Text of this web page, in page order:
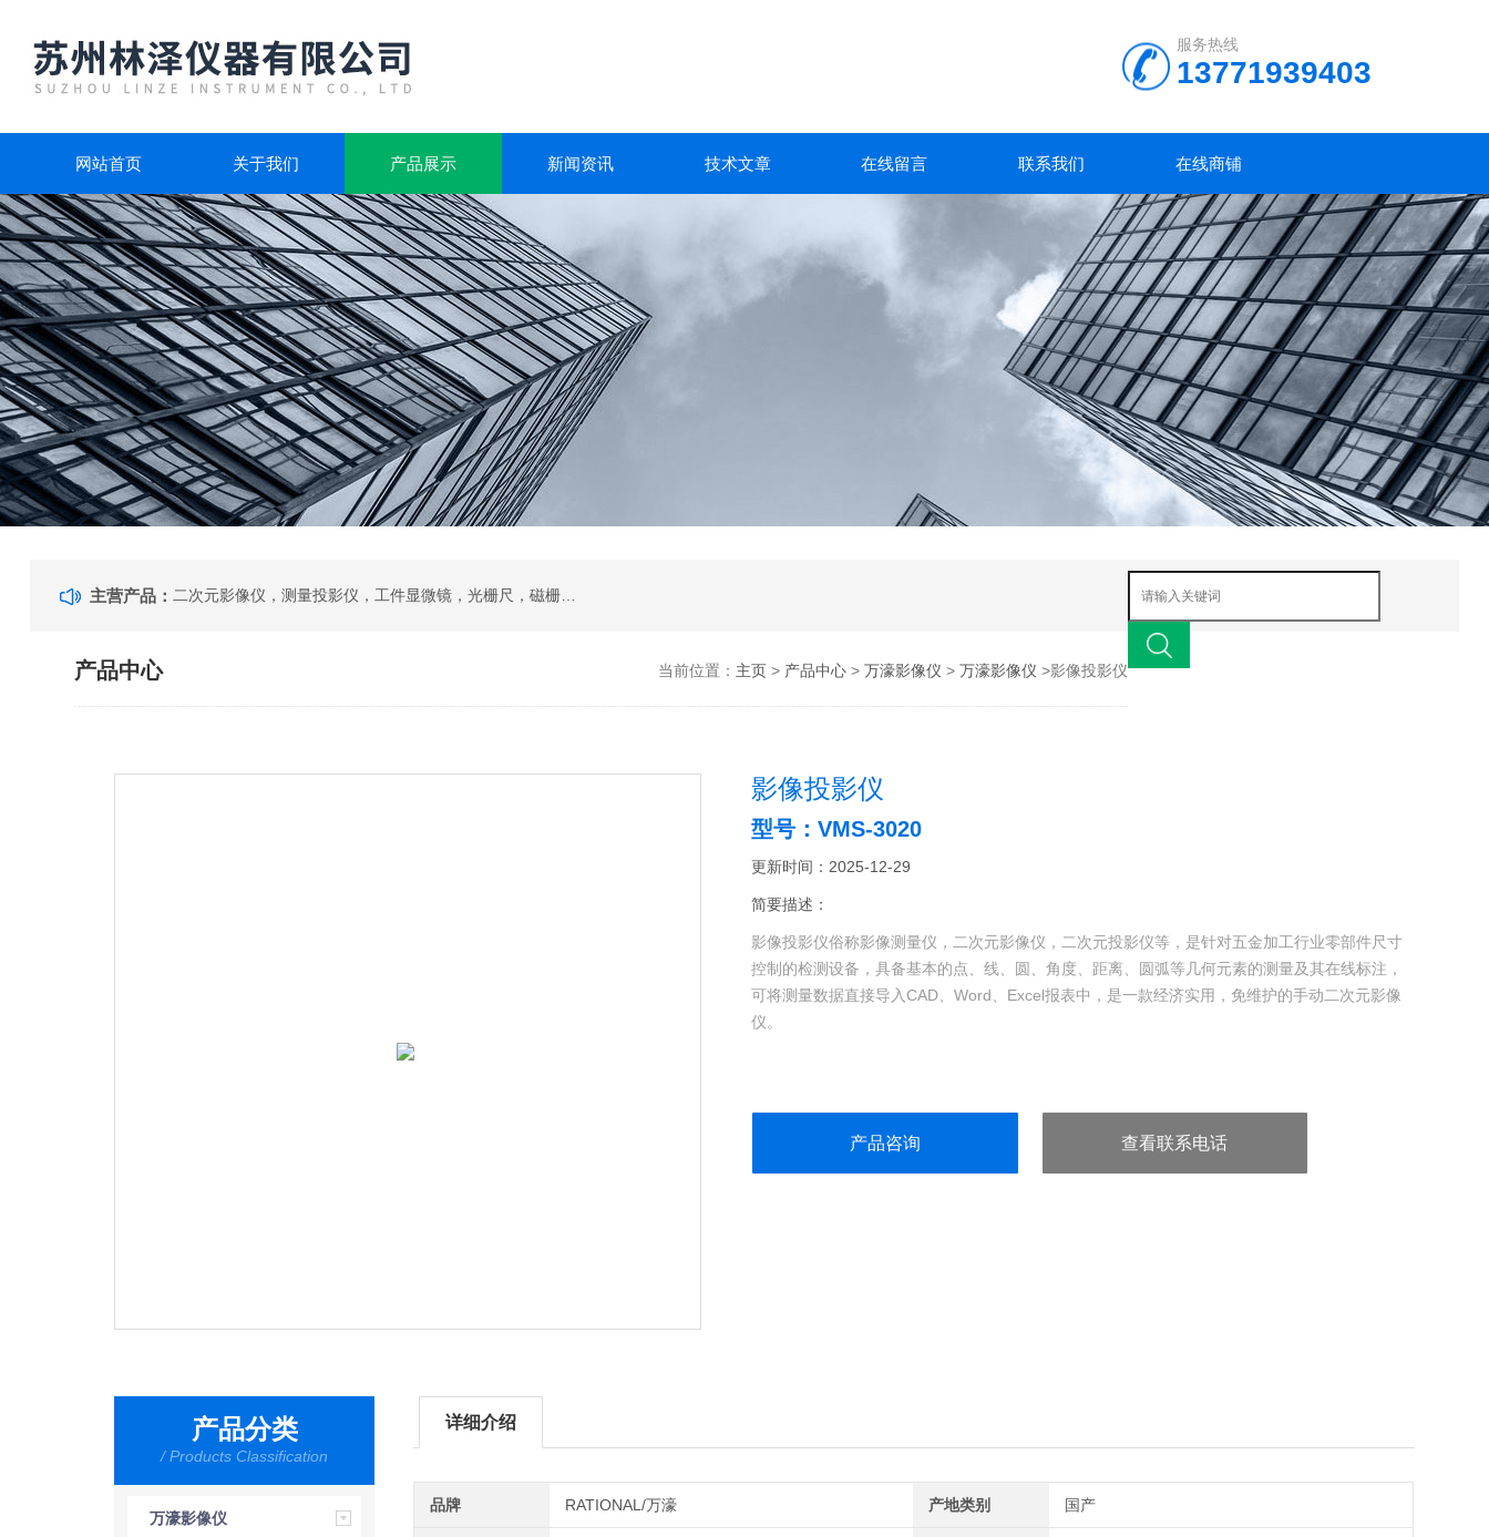
服务热线
13771939403
网站首页 关于我们 产品展示 新闻资讯 技术文章 在线留言 联系我们 在线商铺
主营产品：
产品中心 当前位置： 主页> 产品中心> 万濠影像仪 > 万濠影像仪 >影像投影仪
影像投影仪
型号：VMS-3020
更新时间：2025-12-29
简要描述：
影像投影仪俗称影像测量仪，二次元影像仪，二次元投影仪等，是针对五金加工行业零部件尺寸
控制的检测设备，具备基本的点、线、圆、角度、距离、圆弧等几何元素的测量及其在线标注，
可将测量数据直接导入CAD、Word、Excel报表中，是一款经济实用，免维护的手动二次元影像
仪。
产品咨询 查看联系电话
产品分类
/ Products Classification
万濠影像仪
详细介绍
品牌 RATIONAL/万濠 产地类别 国产